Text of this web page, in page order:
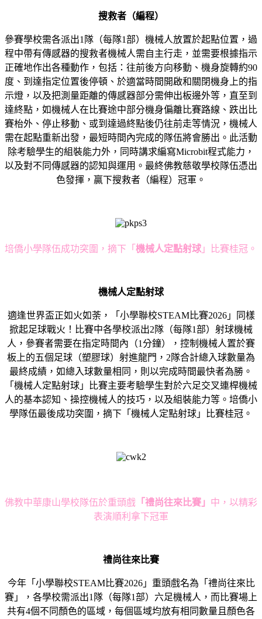
搜救者（編程）
參賽學校需各派出1隊（每隊1部）機械人放置於起點位置，過
程中帶有傳感器的搜救者機械人需自主行走，並需要根據指示
正確地作出各種動作，包括：往前後方向移動、機身旋轉約90
度、到達指定位置後停頓、於適當時間開啟和關閉機身上的指
示燈，以及把測量距離的傳感器部分需伸出板邊外等，直至到
達終點，如機械人在比賽途中部分機身偏離比賽路線、跌出比
賽枱外、停止移動、或到達過終點後仍往前走等情況，機械人
需在起點重新出發，最短時間內完成的隊伍將會勝出。此活動
除考驗學生的組裝能力外，同時講求編寫Microbit程式能力，
以及對不同傳感器的認知與運用。最終佛教慈敬學校隊伍憑出
色發揮，贏下搜救者（編程）冠軍。
培僑小學隊伍成功突圍，摘下「 機械人定點射球 」比賽桂冠。
機械人定點射球
適逢世界盃正如火如荼，「小學聯校STEAM比賽2026」同樣
掀起足球戰火！比賽中各學校派出2隊（每隊1部）射球機械
人，參賽者需要在指定時間內（1分鐘），控制機械人置於賽
板上的五個足球（塑膠球）射進龍門，2隊合計總入球數量為
最終成績，如總入球數量相同，則以完成時間最快者為勝。
「機械人定點射球」比賽主要考驗學生對於六足交叉連桿機械
人的基本認知、操控機械人的技巧，以及組裝能力等。培僑小
學隊伍最後成功突圍，摘下「機械人定點射球」比賽桂冠。
佛教中華康山學校隊伍於重頭戲 「禮尚往來比賽」 中，以精彩
表演順利拿下冠軍
禮尚往來比賽
今年「小學聯校STEAM比賽2026」重頭戲名為「禮尚往來比
賽」，各學校需派出1隊（每隊1部）六足機械人，而比賽場上
共有4個不同顏色的區域，每個區域均放有相同數量且顏色各